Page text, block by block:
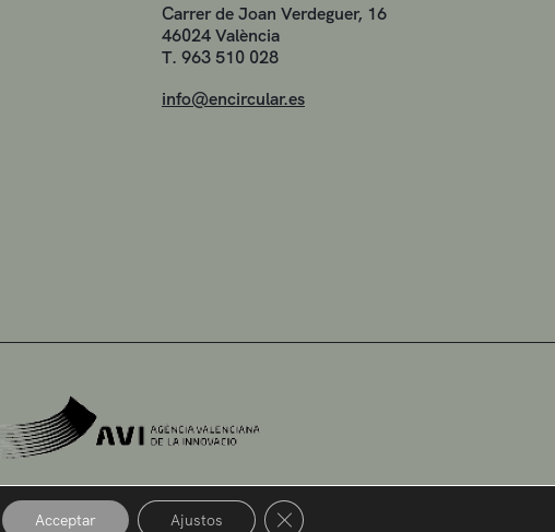
Carrer de Joan Verdeguer, 16
46024 València
T. 963 510 028
info@encircular.es
Acceptar Ajustos Close GDPR Cookie Banner